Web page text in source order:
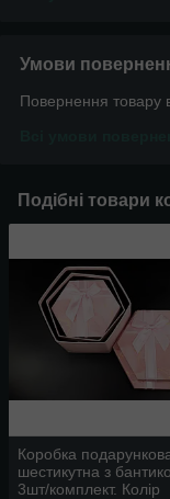
Умови
Повернення товару
Подібні товари
Коробка
шестикутна з
3шт/комплект. Колір